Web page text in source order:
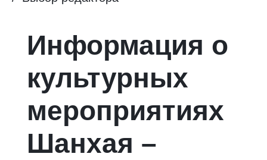
Информация о
культурных
мероприятиях
Шанхая –